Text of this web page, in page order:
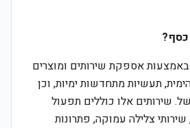
אספקת שירותים ומוצרים
תעשיות מתחדשות ימיות, וכן
שירותים אלו כוללים תפעול
שירותי צלילה עמוקה, פתרונות